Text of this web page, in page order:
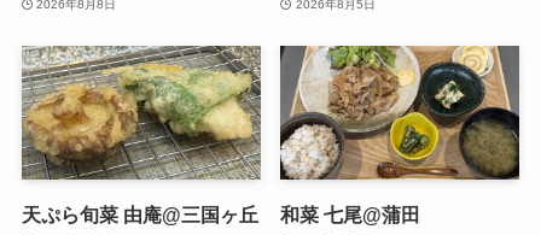
2026年8月8日 2026年8月5日
天ぷら旬菜 由庵@三国ヶ丘 和菜 七尾@蒲田